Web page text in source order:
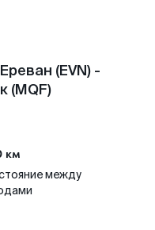
(EVN) -
(MQF)
км
между